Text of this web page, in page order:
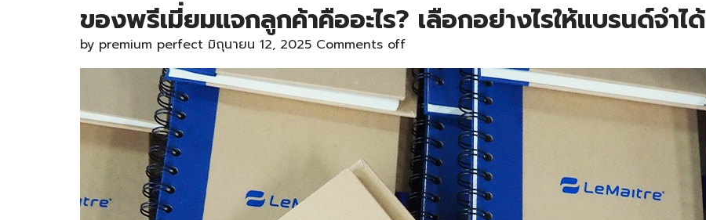
ของพรีเมี่ยมแจกลูกค้าคืออะไร? เลือกอย่างไรให้แบรนด์จำได้
by premium perfect มิถุนายน 12, 2025 Comments off